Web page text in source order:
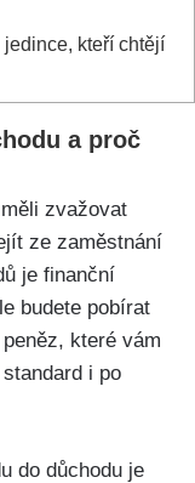
kteří chtějí
a proč
zvažovat
ze zaměstnání
je finanční
budete pobírat
které vám
i po
do důchodu je